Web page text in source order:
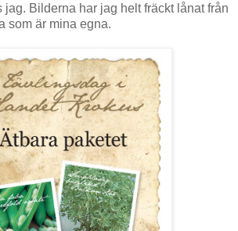
jag. Bilderna har jag helt fräckt lånat från
som är mina egna.